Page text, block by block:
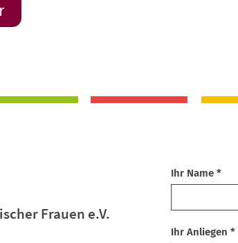
Frauen e.V.
Ihr Name *
Ihr Anliegen *